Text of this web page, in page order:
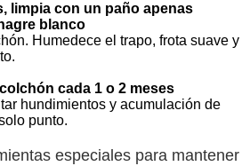
limpia con un paño apenas
blanco
Humedece el trapo, frota suave y
cada 1 o 2 meses
hundimientos y acumulación de
punto.
especiales para mantener